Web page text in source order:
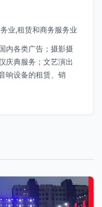
业,租赁和商务服务业
内各类广告；摄影摄
庆典服务；文艺演出
响设备的租赁、销